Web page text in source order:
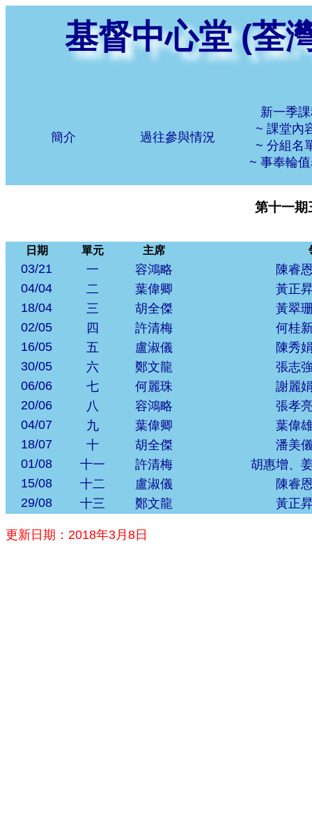
基督中心堂 (荃
簡介 過往參與情況
新一季
~ 課堂內
~ 分組名
~ 事奉輪
第十一期
日期 單元 主席
03/21 一 容鴻略
陳睿
04/04
二 葉偉卿
黃正
18/04
三 胡全傑
黃翠
02/05
四 許清梅
何桂
16/05
五 盧淑儀
陳秀
30/05
六 鄭文龍
張志
06/06
七 何麗珠
謝麗
20/06
八 容鴻略
張孝
04/07
九 葉偉卿
葉偉
18/07
十 胡全傑
潘美
01/08
十一 許清梅
胡惠增、
15/08
十二 盧淑儀
陳睿
29/08
十三 鄭文龍 黃正
更新日期：2018年3月8日